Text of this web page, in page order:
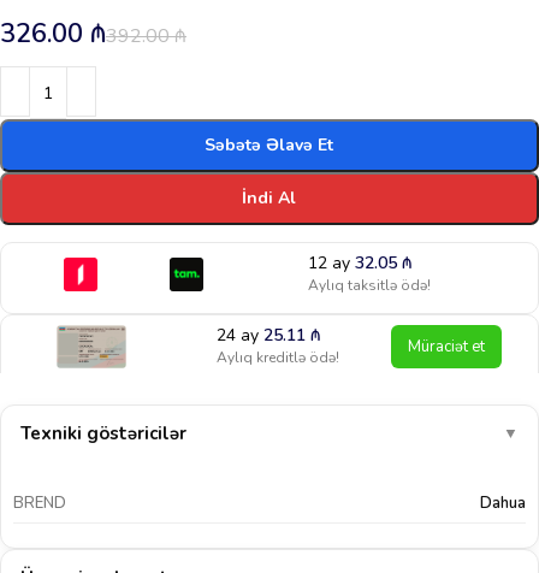
392.00₼
326.00 ₼
Səbətə Əlavə Et
İndi Al
12 ay 32.05 ₼
Aylıq taksitlə ödə!
24 ay25.11₼
Aylıq kreditlə ödə! Müraciət et
Texniki göstəricilər ▼
BREND Dahua